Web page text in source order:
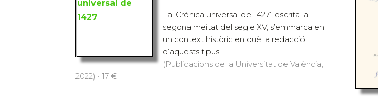
La ‘Crònica universal de 1427’, escrita la
segona meitat del segle XV, s’emmarca en
un context històric en què la redacció
d’aquests tipus ...
(Publicacions de la Universitat de València,
2022) · 17 €